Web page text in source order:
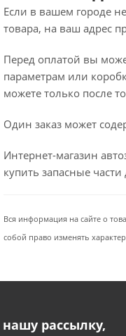
Если в вашем городе
товара, на ваш адрес
Перед оплатой вы
параметрам или
можете только после
Один заказ может
Интернет-магазин
купить запасные
Вся информация на сайте о
собой право изменять
рассылку,